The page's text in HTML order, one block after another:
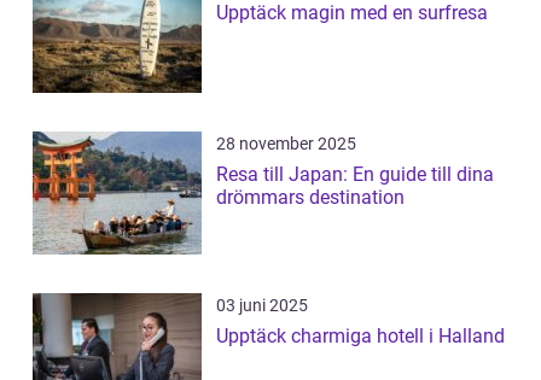
Upptäck magin med en surfresa
28 november 2025
Resa till Japan: En guide till dina
drömmars destination
03 juni 2025
Upptäck charmiga hotell i Halland